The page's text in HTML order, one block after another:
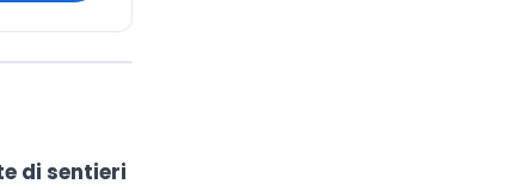
di sentieri